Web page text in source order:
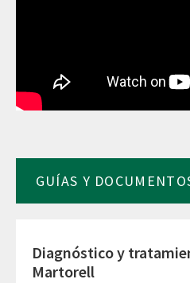
GUÍAS Y
Diagnóstico y
Martorell